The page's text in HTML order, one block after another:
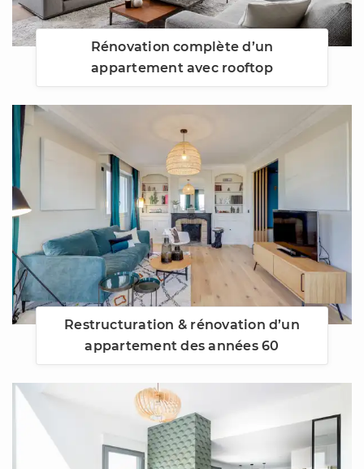
Rénovation complète d’un
appartement avec rooftop
Restructuration & rénovation d’un
appartement des années 60